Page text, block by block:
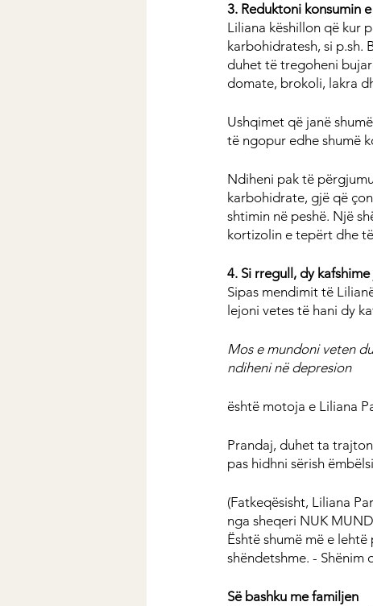
3. Reduktoni konsumin
Liliana këshillon që kur
karbohidratesh, si p.sh.
duhet të tregoheni
domate, brokoli, lakra
Ushqimet që janë
të ngopur edhe shumë
Ndiheni pak të
karbohidrate, gjë që
shtimin në peshë. Një
kortizolin e tepërt dhe
4. Si rregull, dy kafshime
Sipas mendimit të
lejoni vetes të hani dy
Mos e mundoni veten
ndiheni në depresion
është motoja e Liliana
Prandaj, duhet ta
pas hidhni sërish
(Fatkeqësisht, Liliana
nga sheqeri NUK
Është shumë më e
shëndetshme. - Shënim
Së bashku me familjen